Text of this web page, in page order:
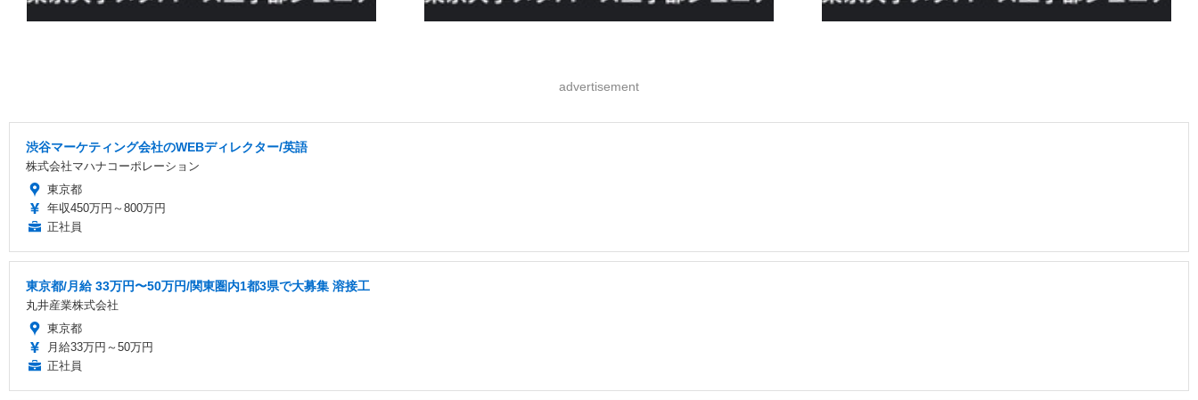
advertisement
渋谷マーケティング会社のWEBディレクター/英語
株式会社マハナコーポレーション
東京都
年収450万円～800万円
正社員
東京都/月給 33万円〜50万円/関東圏内1都3県で大募集 溶接工
丸井産業株式会社
東京都
月給33万円～50万円
正社員